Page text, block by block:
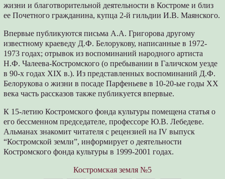
жизни и благотворительной деятельности в Костроме и близ
ее Почетного гражданина, купца 2-й гильдии И.В. Маянского.
Впервые публикуются письма А.А. Григорова другому
известному краеведу Д.Ф. Белорукову, написанные в 1972-
1973 годах; отрывок из воспоминаний народного артиста
Н.Ф. Чалеева-Костромского (о пребывании в Галичском уезде
в 90-х годах XIX в.). Из представленных воспоминаний Д.Ф.
Белорукова о жизни в посаде Парфеньеве в 10-20-ые годы ХХ
века часть рассказов также публикуется впервые.
К 15-летию Костромского фонда культуры помещена статья о
его бессменном председателе, профессоре Ю.В. Лебедеве.
Альманах знакомит читателя с рецензией на IV выпуск
“Костромской земли”, информирует о деятельности
Костромского фонда культуры в 1999-2001 годах.
Костромская земля №5